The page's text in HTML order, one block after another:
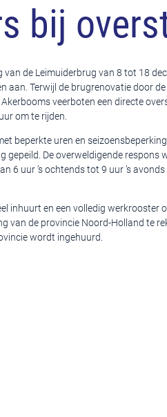
bij
de Leimuiderbrug van 8 tot 18
aan. Terwijl de brugrenovatie door
veerboten een directe
om te rijden.
beperkte uren en
De overweldigende respons
6 uur ’s ochtends tot 9 uur ’s avonds
inhuurt en een volledig werkrooster
van de provincie Noord-Holland te
wordt ingehuurd.